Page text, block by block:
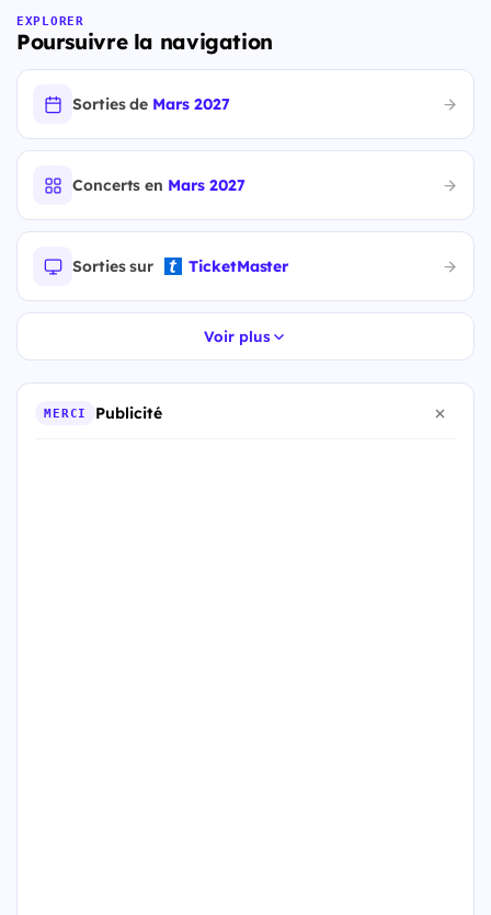
EXPLORER
Poursuivre la navigation
Sorties de Mars 2027
Concerts en Mars 2027
Sorties sur TicketMaster
Voir plus
MERCI Publicité